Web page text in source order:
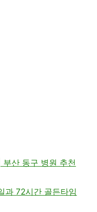
산 동구 병원 추천
과 72시간 골든타임